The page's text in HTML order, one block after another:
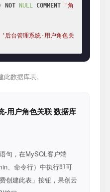
NOT NULL COMMENT
'角
'后台管理系统-用户角色关
数据库表。
-用户角色关联 数据库
句，在MySQL客户端
、命令行）中执行即可
创建此表」按钮，果创云